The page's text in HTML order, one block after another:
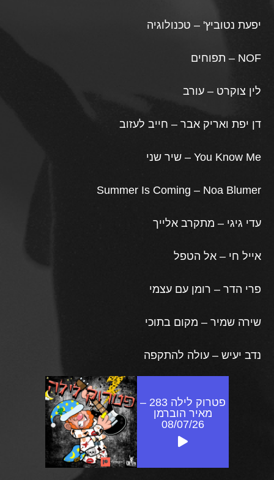
יפעת נטוביץ' – טכנולוגיה
NOF – תפוחים
לין צוקרט – עורב
דן יפת ואריק אבר – חייב לעזוב
You Know Me – שיר שני
Summer Is Coming – Noa Blumer
עדי גיגי – מתקרב אלייך
אייל חי – אל הטפל
פרי הדר – רומן עם עצמי
שירה שמיר – מקום בתוכי
נדב יעיש – עולה להתקפה
פטרוק לילה 283 –
מאיר הוברמן
08/07/26